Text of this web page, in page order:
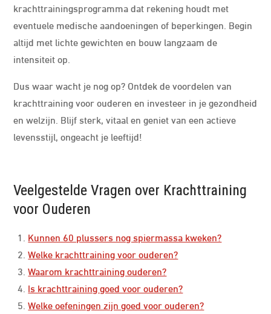
krachttrainingsprogramma dat rekening houdt met
eventuele medische aandoeningen of beperkingen. Begin
altijd met lichte gewichten en bouw langzaam de
intensiteit op.
Dus waar wacht je nog op? Ontdek de voordelen van
krachttraining voor ouderen en investeer in je gezondheid
en welzijn. Blijf sterk, vitaal en geniet van een actieve
levensstijl, ongeacht je leeftijd!
Veelgestelde Vragen over Krachttraining
voor Ouderen
Kunnen 60 plussers nog spiermassa kweken?
Welke krachttraining voor ouderen?
Waarom krachttraining ouderen?
Is krachttraining goed voor ouderen?
Welke oefeningen zijn goed voor ouderen?